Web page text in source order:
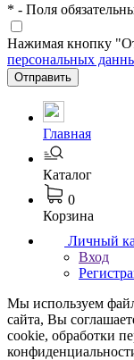
* - Поля
Нажимая кнопку
персональных
Отправить
Главная
Каталог
0
Корзина
Личный
Вход
Мы используем
сайта, Вы
cookie, обработки